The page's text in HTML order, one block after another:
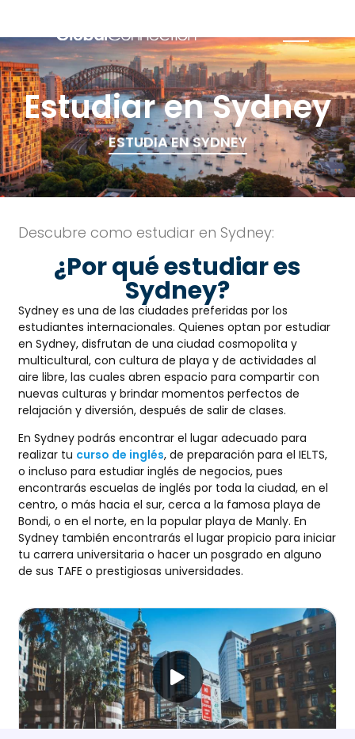
Estudiar en Sydney
ESTUDIA EN SYDNEY
Descubre como estudiar en Sydney:
¿Por qué estudiar es
Sydney?
Sydney es una de las ciudades preferidas por los
estudiantes internacionales. Quienes optan por estudiar
en Sydney, disfrutan de una ciudad cosmopolita y
multicultural, con cultura de playa y de actividades al
aire libre, las cuales abren espacio para compartir con
nuevas culturas y brindar momentos perfectos de
relajación y diversión, después de salir de clases.
En Sydney podrás encontrar el lugar adecuado para
realizar tu curso de inglés, de preparación para el IELTS,
o incluso para estudiar inglés de negocios, pues
encontrarás escuelas de inglés por toda la ciudad, en el
centro, o más hacia el sur, cerca a la famosa playa de
Bondi, o en el norte, en la popular playa de Manly. En
Sydney también encontrarás el lugar propicio para iniciar
tu carrera universitaria o hacer un posgrado en alguno
de sus TAFE o prestigiosas universidades.